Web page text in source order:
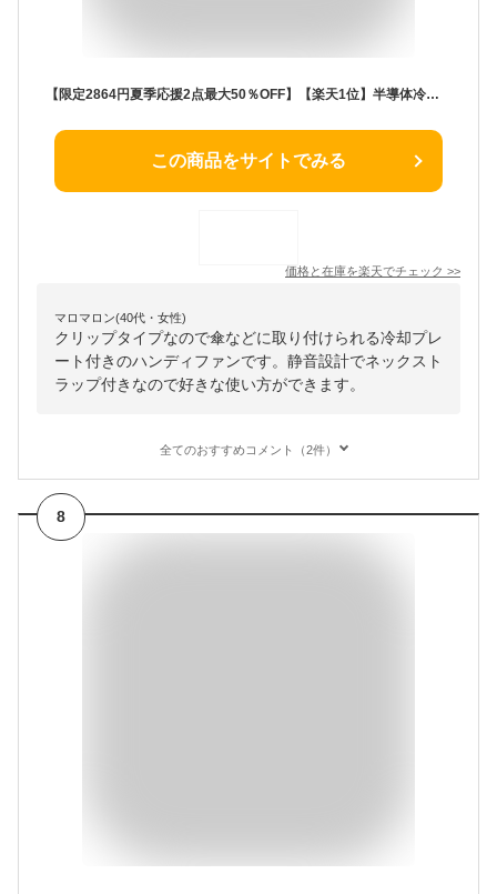
【限定2864円夏季応援2点最大50％OFF】【楽天1位】半導体冷却 クリップファン 携帯扇風機 冷却プレート 半導体冷却 ハンディファン 小型 強力 クリップファン 199段階風量調整 LEDディスプレイ付き 360°回転 静音 軽量 首掛け 腰掛け 卓上 多機能 ポータブルファン
この商品をサイトでみる
価格と在庫を楽天でチェック >>
マロマロン(40代・女性)
クリップタイプなので傘などに取り付けられる冷却プレ
ート付きのハンディファンです。静音設計でネックスト
ラップ付きなので好きな使い方ができます。
全てのおすすめコメント（2件）
8